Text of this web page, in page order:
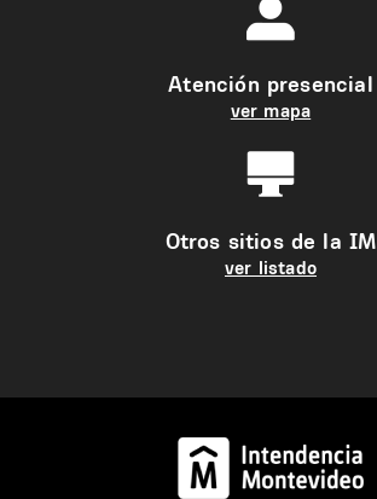
Atención presencial
ver mapa
Otros sitios de la IM
ver listado